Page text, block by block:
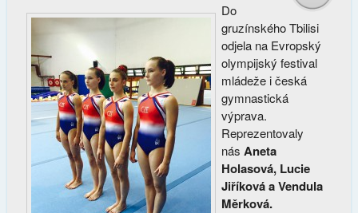
Do
gruzínského Tbilisi
odjela na Evropský
olympijský festival
mládeže i česká
gymnastická
výprava.
Reprezentovaly
nás Aneta
Holasová, Lucie
Jiříková a Vendula
Měrková.